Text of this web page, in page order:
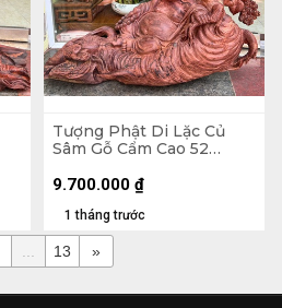
Tượng Phật Di Lặc Củ
Sâm Gỗ Cẩm Cao 52
1 tháng trước
9.700.000 ₫
13 »